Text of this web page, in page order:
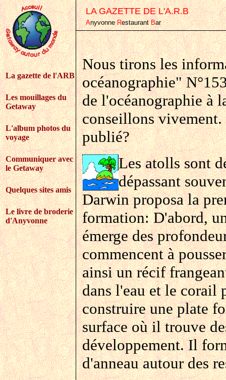
La gazette de l'ARB
Les mouillages du
Getaway
L'album photos du
voyage
Communiquer avec
le Getaway
Quelques sites amis
Le livre de broderie
d'Anyvonne
LA GAZETTE DE L'A.R.B
AnyvonneRestaurantBar
Nous tirons les
océanographie"
de l'océanographie à
conseillons
publié?
Les atolls sont
dépassant
Darwin proposa la
formation: D'abord,
émerge des
commencent à
ainsi un récif
dans l'eau et le corail
construire une plate
surface où il trouve
développement. Il
d'anneau autour des